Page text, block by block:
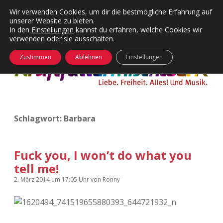
Kategorien
Menü
24 Hours Chilling
Die Wende
KFMW-Disco
KFMW-Disco
Dates
Menü
öffnen
öffnen
Schlagwort: Barbara
Fuck you, I won’t do what you
tell me!
2. März 2014um 17:05 Uhrvon Ronny
Wir verwenden Cookies, um dir die bestmögliche Erfahrung auf
unserer Website zu bieten.
In den Einstellungen kannst du erfahren, welche Cookies wir
verwenden oder sie ausschalten.
Zustimmen Ablehnen Einstellungen